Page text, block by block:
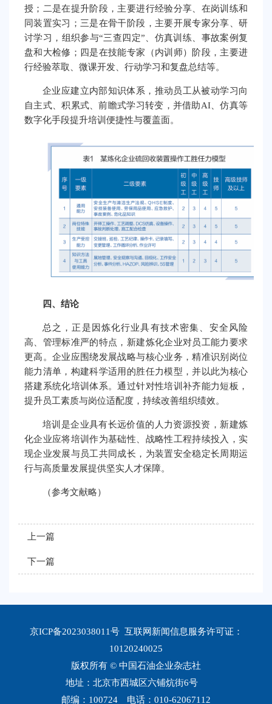
授；二是在提升阶段，主要进行经验分享、在岗训练和
同装置实习；三是在骨干阶段，主要开展专家分享、研
讨学习，组织参与“三查四定”、仿真训练、事故案例复
盘和大检修；四是在技能专家（内训师）阶段，主要进
行经验萃取、微课开发、行动学习和复盘总结等。
企业应建立内部知识体系，推动员工从被动学习向
自主式、积累式、前瞻式学习转变，并借助AI、仿真等
数字化手段提升培训便捷性与覆盖面。
四、结论
总之，正是因炼化行业具有技术密集、安全风险
高、管理标准严的特点，新建炼化企业对员工能力要求
更高。企业应围绕发展战略与核心业务，精准识别岗位
能力清单，构建科学适用的胜任力模型，并以此为核心
搭建系统化培训体系。通过针对性培训补齐能力短板，
提升员工素质与岗位适配度，持续改善组织绩效。
培训是企业具有长远价值的人力资源投资，新建炼
化企业应将培训作为基础性、战略性工程持续投入，实
现企业发展与员工共同成长，为装置安全稳定长周期运
行与高质量发展提供坚实人才保障。
（参考文献略）
上一篇
下一篇
京ICP备2023038011号互联网新闻信息服务许可证：
10120240025
版权所有 © 中国石油企业杂志社
地址：北京市西城区六铺炕街6号
邮编：100724 电话：010-62067112